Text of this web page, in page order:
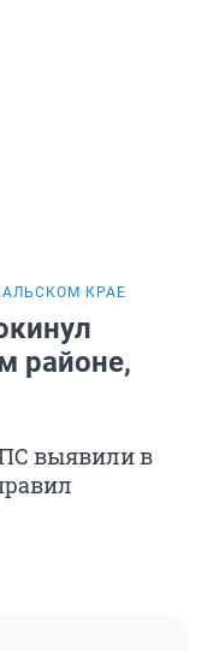
КРАЕ
районе,
выявили в